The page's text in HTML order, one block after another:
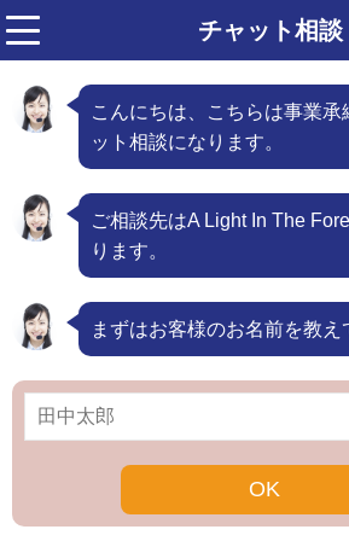
チャット相談
こんにちは、こちらは事業承
ット相談になります。
ご相談先はA Light In The
ります。
まずはお客様のお名前を教え
OK